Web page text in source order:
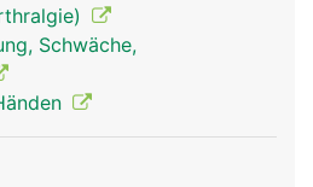
Schwäche,